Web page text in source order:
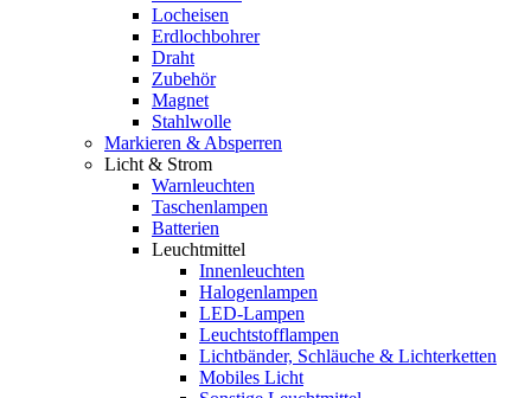
Locheisen
Erdlochbohrer
Draht
Zubehör
Magnet
Stahlwolle
Markieren & Absperren
Licht & Strom
Warnleuchten
Taschenlampen
Batterien
Leuchtmittel
Innenleuchten
Halogenlampen
LED-Lampen
Leuchtstofflampen
Lichtbänder, Schläuche & Lichterketten
Mobiles Licht